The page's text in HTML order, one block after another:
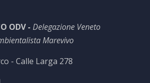
ODV - Delegazione Veneto
Marevivo
- Calle Larga 278